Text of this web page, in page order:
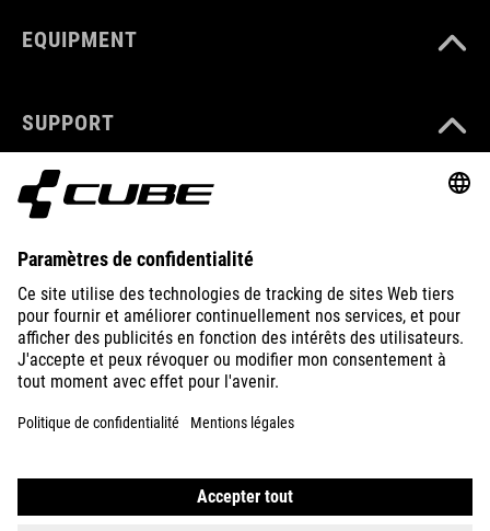
EQUIPMENT
SUPPORT
ABOUT US
EXPLORE